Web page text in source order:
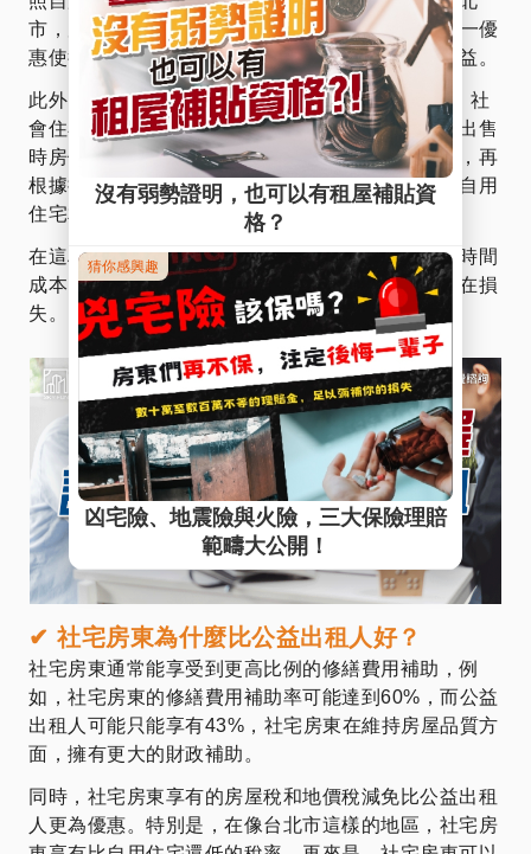
市，房屋稅甚至可能低於自用住宅稅率的50%。這一優
惠使得房東在出租期間能夠減少稅務負擔，增加收益。
此外，若您是最近購入房產，並計劃在5年後出售，社
會住宅方案也能提供相對優惠的稅務條件。即使在出售
時房價與購入時相比價差不大，扣除必要的開銷後，再
根據持有年份計算的課稅級距，其實最終的稅負與自用
住宅相比差異不大。
在這段期間，所收到的穩定租金收入和節省下來的時間
成本，往往可以補足因較低房價差額，所帶來的潛在損
失。
✔ 社宅房東為什麼比公益出租人好？
社宅房東通常能享受到更高比例的修繕費用補助，例
如，社宅房東的修繕費用補助率可能達到60%，而公益
出租人可能只能享有43%，社宅房東在維持房屋品質方
面，擁有更大的財政補助。
同時，社宅房東享有的房屋稅和地價稅減免比公益出租
人更為優惠。特別是，在像台北市這樣的地區，社宅房